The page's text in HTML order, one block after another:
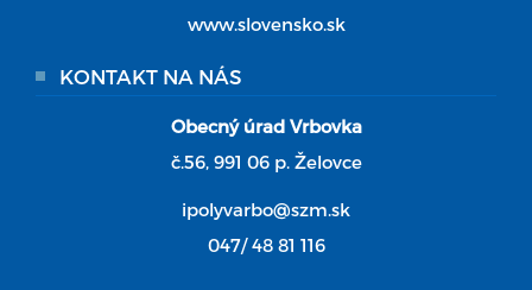
www.slovensko.sk
KONTAKT NA NÁS
Obecný úrad Vrbovka
č.56, 991 06 p. Želovce
ipolyvarbo@szm.sk
047/ 48 81 116